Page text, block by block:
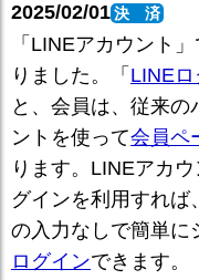
2025/02/01決 済
「LINEアカウント
りました。「 LINE
と、会員は、従来
ントを使って会員ペ
ります。LINEアカ
グインを利用すれば
の入力なしで簡単に
ログインできます。